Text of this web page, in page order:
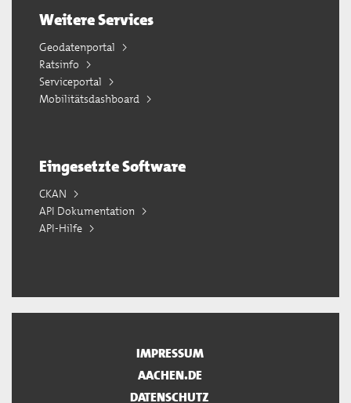
Weitere Services
Geodatenportal
Ratsinfo
Serviceportal
Mobilitätsdashboard
Eingesetzte Software
CKAN
API Dokumentation
API-Hilfe
IMPRESSUM
AACHEN.DE
DATENSCHUTZ